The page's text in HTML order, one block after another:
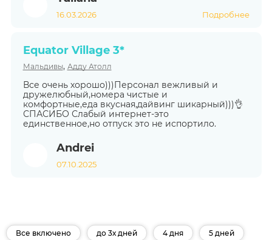
16.03.2026 Подробнее
Equator Village 3*
Мальдивы, Адду Атолл
Все очень хорошо)))Персонал вежливый и
дружелюбный,номера чистые и
комфортные,еда вкусная,дайвинг шикарный)))👌
СПАСИБО Слабый интернет-это
единственное,но отпуск это не испортило.
Andrei
07.10.2025
Все включено до 3х дней 4 дня 5 дней